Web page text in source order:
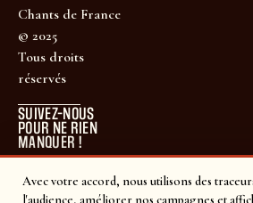
Avec votre accord, nous utilisons des
l'audience, améliorer nos campagnes et
Chants de France
© 2025
Tous droits
réservés
SUIVEZ-NOUS
POUR NE RIEN
MANQUER !